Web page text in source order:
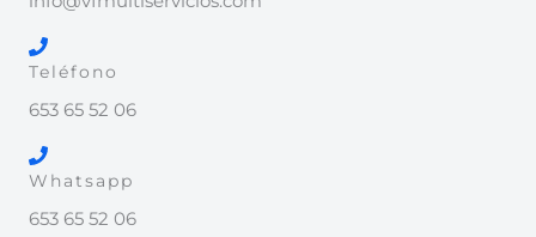
Teléfono
653 65 52 06
Whatsapp
653 65 52 06